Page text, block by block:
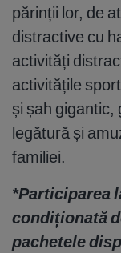
părinții lor, de
distractive cu
activități
activitățile
și șah
legătură și
familiei.
*Participarea
condiționată
pachetele